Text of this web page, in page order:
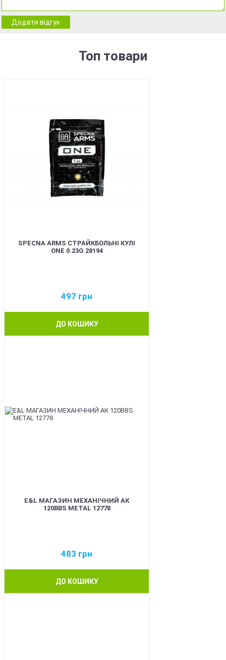
Додати відгук
Топ товари
SPECNA ARMS СТРАЙКБОЛЬНІ КУЛІ
ONE 0.23G 28194
497 грн
ДО КОШИКУ
E&L МАГАЗИН МЕХАНІЧНИЙ АК
120BBS METAL 12778
483 грн
ДО КОШИКУ